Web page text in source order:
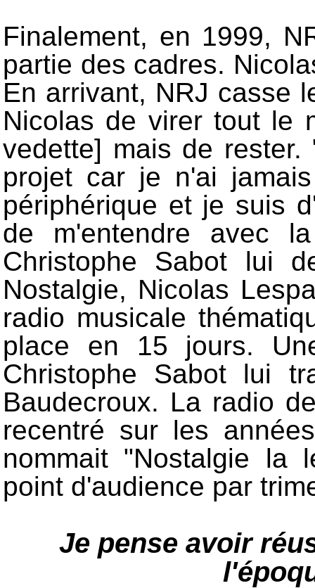
Finalement, en 1999,
partie des cadres.
En arrivant, NRJ casse
Nicolas de virer tout le
vedette] mais de
projet car je n'ai
périphérique et je suis
de m'entendre avec
Christophe Sabot lui
Nostalgie, Nicolas
radio musicale
place en 15 jours.
Christophe Sabot lui
Baudecroux. La radio
recentré sur les
nommait "Nostalgie la
point d'audience par
Je pense avoir